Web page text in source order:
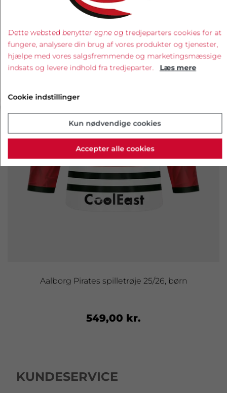
Aalborg Pirates spilletrøje 25/26, børn
549,00 kr.
‹
KUNDESERVICE
Dette websted benytter egne og tredjeparters cookies for at
fungere, analysere din brug af vores produkter og tjenester,
hjælpe med vores salgsfremmende og marketingsmæssige
indsats og levere indhold fra tredjeparter. Læs mere
Cookie indstillinger
Kun nødvendige cookies
Accepter alle cookies